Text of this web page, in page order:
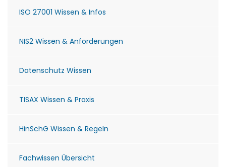
ISO 27001 Wissen & Infos
NIS2 Wissen & Anforderungen
Datenschutz Wissen
TISAX Wissen & Praxis
HinSchG Wissen & Regeln
Fachwissen Übersicht